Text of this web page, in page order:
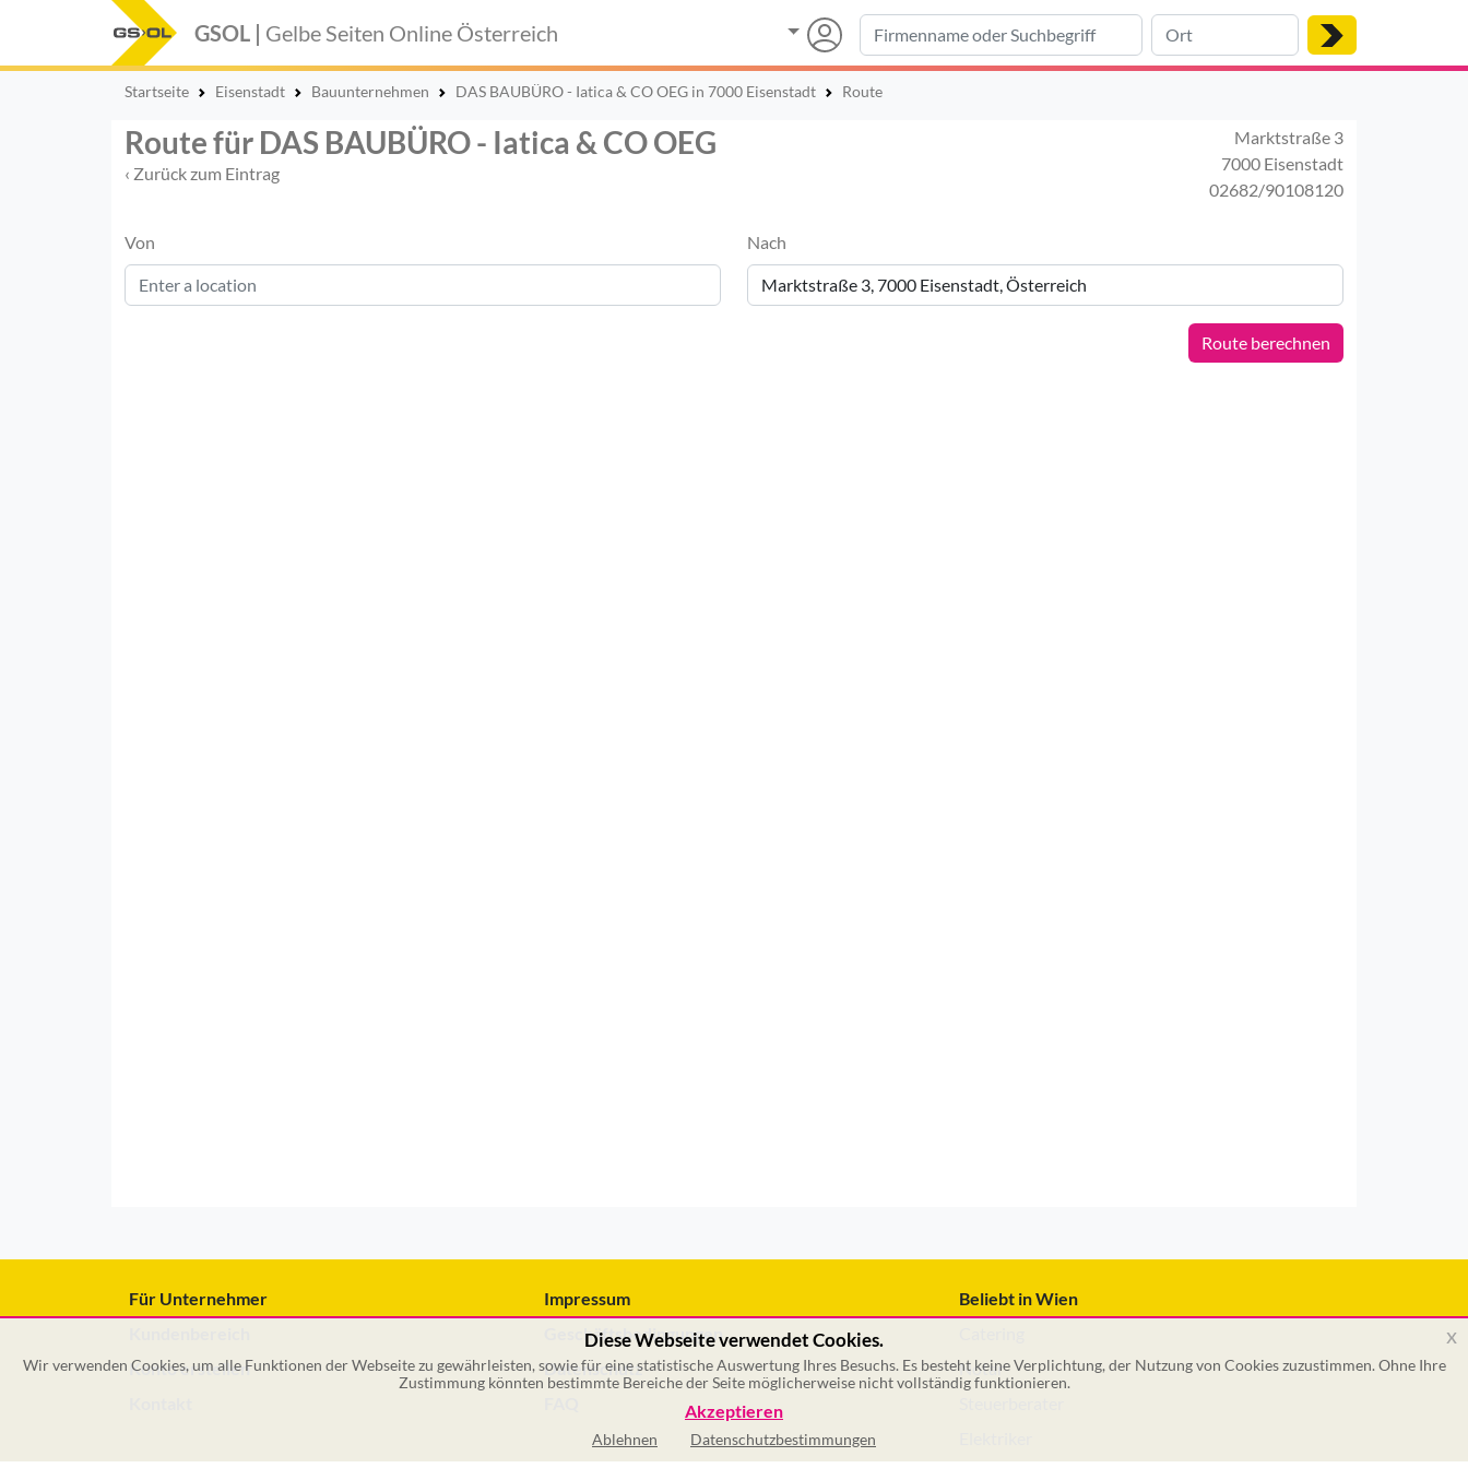
GSOL | Gelbe Seiten Online Österreich
Startseite Eisenstadt Bauunternehmen DAS BAUBÜRO - Iatica & CO OEG in 7000 Eisenstadt Route
Route für DAS BAUBÜRO - Iatica & CO OEG
‹ Zurück zum Eintrag
Marktstraße 3
7000 Eisenstadt
02682/90108120
Von Nach
Route berechnen
Für Unternehmer
Konto erstellen
Impressum
Geschäftsbedingungen
Datenschutz
Beliebt in Wien
Notar
Diese Webseite verwendet Cookies.
Wir verwenden Cookies, um alle Funktionen der Webseite zu gewährleisten, sowie für eine statistische Auswertung Ihres Besuchs. Es besteht keine Verplichtung, der Nutzung von Cookies zuzustimmen. Ohne Ihre
Zustimmung könnten bestimmte Bereiche der Seite möglicherweise nicht vollständig funktionieren.
Akzeptieren
Ablehnen Datenschutzbestimmungen
x